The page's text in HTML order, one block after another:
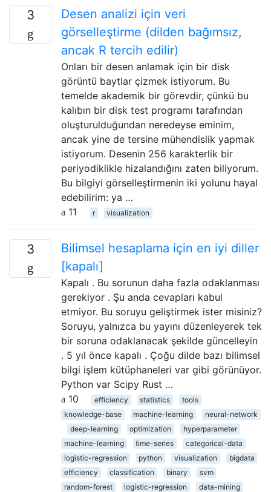
3
Desen analizi için veri
görselleştirme (dilden bağımsız,
ancak R tercih edilir)
Onları bir desen anlamak için bir disk
görüntü baytlar çizmek istiyorum. Bu
temelde akademik bir görevdir, çünkü bu
kalıbın bir disk test programı tarafından
oluşturulduğundan neredeyse eminim,
ancak yine de tersine mühendislik yapmak
istiyorum. Desenin 256 karakterlik bir
periyodiklikle hizalandığını zaten biliyorum.
Bu bilgiyi görselleştirmenin iki yolunu hayal
edebilirim: ya …
11
r visualization
3
Bilimsel hesaplama için en iyi diller
[kapalı]
Kapalı . Bu sorunun daha fazla odaklanması
gerekiyor . Şu anda cevapları kabul
etmiyor. Bu soruyu geliştirmek ister misiniz?
Soruyu, yalnızca bu yayını düzenleyerek tek
bir soruna odaklanacak şekilde güncelleyin
. 5 yıl önce kapalı . Çoğu dilde bazı bilimsel
bilgi işlem kütüphaneleri var gibi görünüyor.
Python var Scipy Rust …
10
efficiency statistics
tools
knowledge-base
machine-learning
neural-network
deep-learning
optimization
hyperparameter
machine-learning
time-series
categorical-data
logistic-regression
python visualization
bigdata
efficiency
classification binary
svm
random-forest
logistic-regression
data-mining